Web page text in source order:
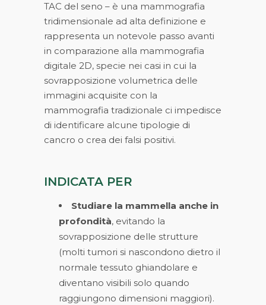
TAC del seno – è una mammografia
tridimensionale ad alta definizione e
rappresenta un notevole passo avanti
in comparazione alla mammografia
digitale 2D, specie nei casi in cui la
sovrapposizione volumetrica delle
immagini acquisite con la
mammografia tradizionale ci impedisce
di identificare alcune tipologie di
cancro o crea dei falsi positivi.
INDICATA PER
Studiare la mammella anche in
profondità, evitando la
sovrapposizione delle strutture
(molti tumori si nascondono dietro il
normale tessuto ghiandolare e
diventano visibili solo quando
raggiungono dimensioni maggiori).